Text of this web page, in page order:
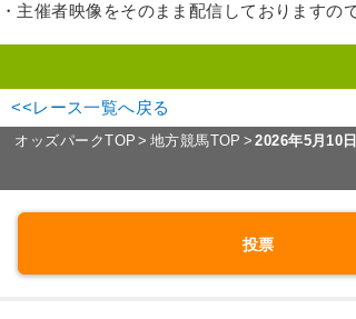
・主催者映像をそのまま配信しております
<<レース一覧へ戻る
オッズパークTOP 地方競馬TOP 2026年5月10
投票